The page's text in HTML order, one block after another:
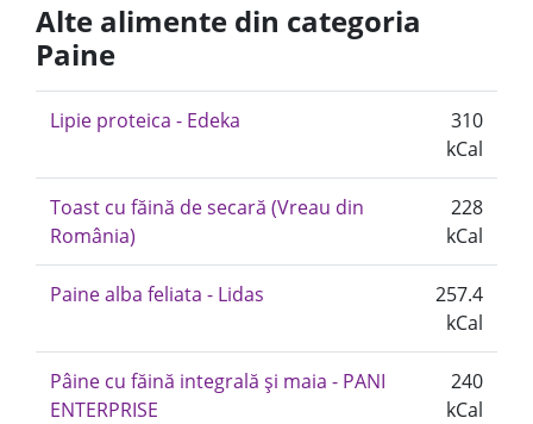
Alte alimente din categoria
Paine
Lipie proteica - Edeka
310
kCal
Toast cu făină de secară (Vreau din
România)
228
kCal
Paine alba feliata - Lidas
257.4
kCal
Pâine cu făină integrală și maia - PANI
ENTERPRISE
240
kCal